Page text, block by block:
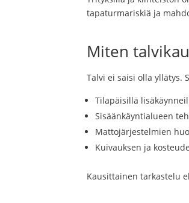
tapaturmariskiä ja
Miten
Talvi ei saisi olla yllätys.
Tilapäisillä
Sisäänkäyntialueen
Mattojärjestelmien
Kuivauksen ja
Kausittainen tarkastelu